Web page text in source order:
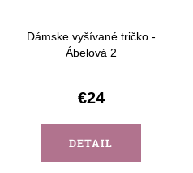
Dámske vyšívané tričko -
Ábelová 2
€24
DETAIL